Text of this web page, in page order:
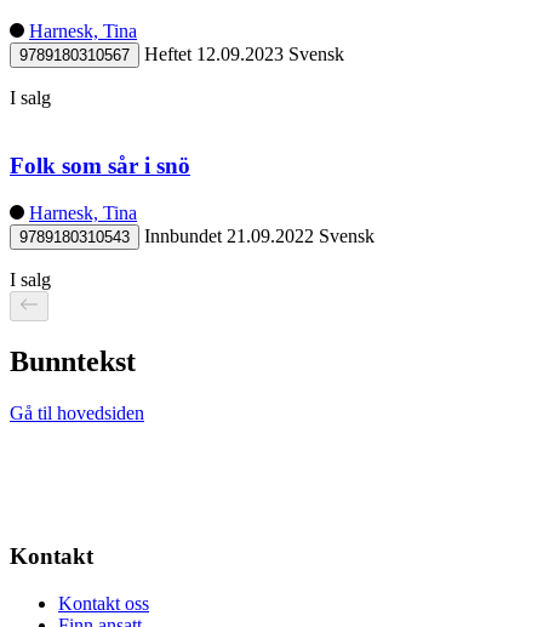
Harnesk, Tina
9789180310567 Heftet 12.09.2023 Svensk
I salg
Folk som sår i snö
Harnesk, Tina
9789180310543 Innbundet 21.09.2022 Svensk
I salg
Bunntekst
Gå til hovedsiden
Kontakt
Kontakt oss